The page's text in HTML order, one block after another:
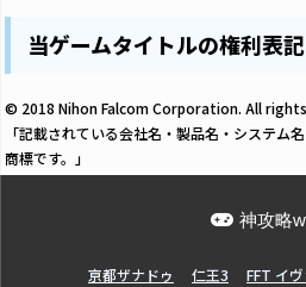
当ゲームタイトルの権利表記
© 2018 Nihon Falcom Corporation. All
「記載されている会社名・製品名・システム
商標です。」
神攻略
亰都ザナドゥ 仁王3
FFT イ